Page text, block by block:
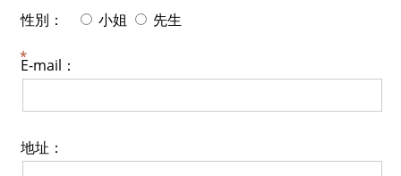
性別： 小姐 先生
E-mail：
地址：